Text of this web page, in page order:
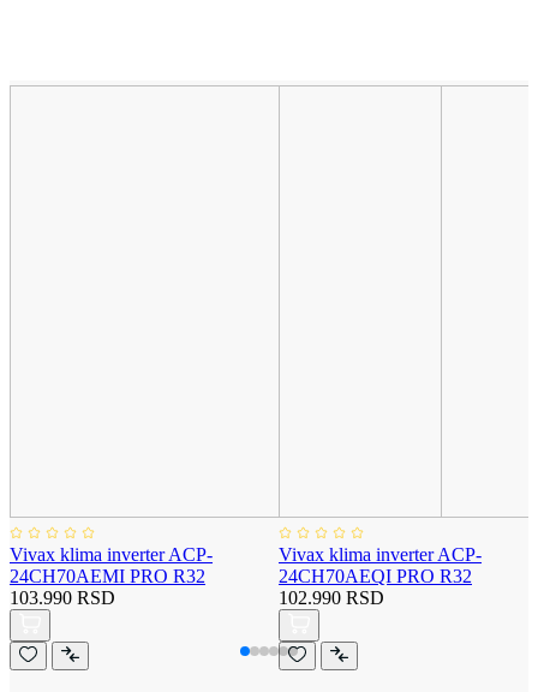
Vivax klima inverter ACP-
24CH70AEMI PRO R32
103.990 RSD
Vivax klima inverter ACP-
24CH70AEQI PRO R32
102.990 RSD